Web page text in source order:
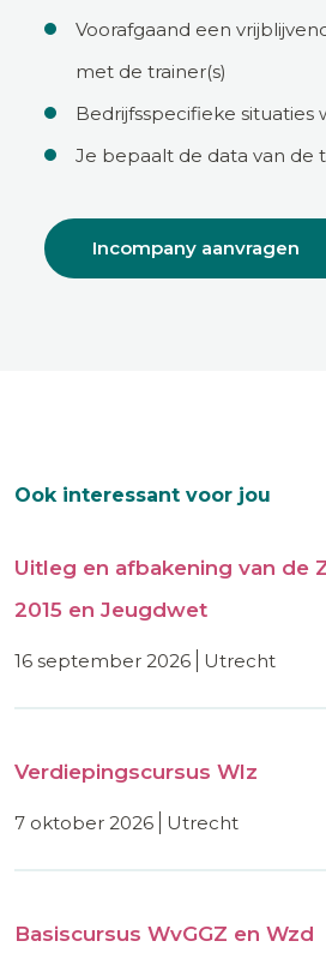
Voorafgaand een
met de trainer(s)
Bedrijfsspecifieke
Je bepaalt de data van de
Incompany aanvragen
Ook interessant voor jou
Uitleg en afbakening van de
2015 en Jeugdwet
16 september 2026 utrecht
Verdiepingscursus Wlz
7 oktober 2026 utrecht
Basiscursus WvGGZ en Wzd